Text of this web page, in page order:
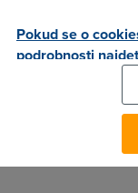
Pokud se o
podrobnosti